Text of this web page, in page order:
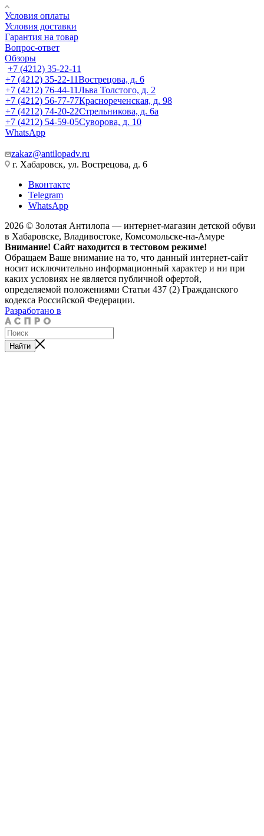
Условия оплаты
Условия доставки
Гарантия на товар
Вопрос-ответ
Обзоры
+7 (4212) 35-22-11
+7 (4212) 35-22-11Вострецова, д. 6
+7 (4212) 76-44-11Льва Толстого, д. 2
+7 (4212) 56-77-77Краснореченская, д. 98
+7 (4212) 74-20-22Стрельникова, д. 6а
+7 (4212) 54-59-05Суворова, д. 10
WhatsApp
zakaz@antilopadv.ru
г. Хабаровск, ул. Вострецова, д. 6
Вконтакте
Telegram
WhatsApp
2026 © Золотая Антилопа — интернет-магазин детской обуви
в Хабаровске, Владивостоке, Комсомольске-на-Амуре
Внимание! Сайт находится в тестовом режиме!
Обращаем Ваше внимание на то, что данный интернет-сайт
носит исключительно информационный характер и ни при
каких условиях не является публичной офертой,
определяемой положениями Статьи 437 (2) Гражданского
кодекса Российской Федерации.
Разработано в
Найти